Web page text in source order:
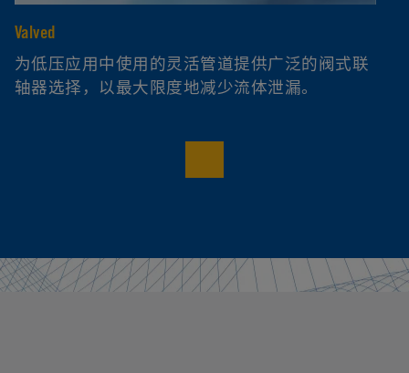
Valved
为低压应用中使用的灵活管道提供广泛的阀式联
轴器选择，以最大限度地减少流体泄漏。